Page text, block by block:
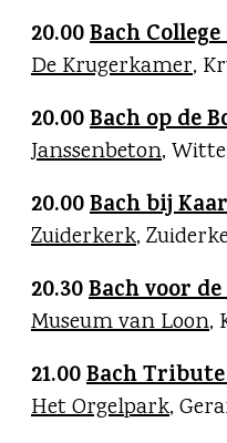
20.00Bach
De Krugerkamer,
20.00Bach op de
Janssenbeton,
20.00Bach bij
Zuiderkerk,
20.30Bach voor
Museum van Loon,
21.00Bach
Het Orgelpark,